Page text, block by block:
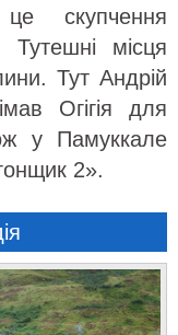
скупчення
Тутешні місця
Тут Андрій
Огігія для
у Памуккале
2».